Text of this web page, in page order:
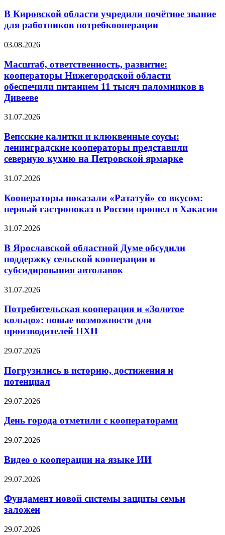
В Кировской области учредили почётное звание
для работников потребкооперации
03.08.2026
Масштаб, ответственность, развитие:
кооператоры Нижегородской области
обеспечили питанием 11 тысяч паломников в
Дивееве
31.07.2026
Вепсские калитки и клюквенные соусы:
ленинградские кооператоры представили
северную кухню на Петровской ярмарке
31.07.2026
Кооператоры показали «Рататуй» со вкусом:
первый гастропоказ в России прошел в Хакасии
31.07.2026
В Ярославской областной Думе обсудили
поддержку сельской кооперации и
субсидирования автолавок
31.07.2026
Потребительская кооперация и «Золотое
кольцо»: новые возможности для
производителей НХП
29.07.2026
Погрузились в историю, достижения и
потенциал
29.07.2026
День города отметили с кооператорами
29.07.2026
Видео о кооперации на языке ИИ
29.07.2026
Фундамент новой системы защиты семьи
заложен
29.07.2026